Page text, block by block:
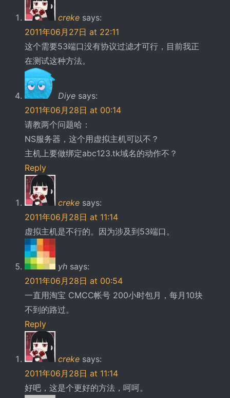
creke says:
2011年06月27日 at 22:11
这个需要53端口没有协议过滤才可行，目前我正
在测试这种方法。
Diye says:
2011年06月28日 at 00:14
请教两个问题哈：
NS服务器，这个用虚拟主机可以不？
主机上要做绑定abc123.tk域名的动作不？
Reply
creke says:
2011年06月28日 at 11:14
虚拟主机是不行的。因为涉及到53端口。
yh says:
2011年06月28日 at 00:54
一直用淘宝 CMCC帐号 200小时包月，每月10块
不到的路过。
Reply
creke says:
2011年06月28日 at 11:14
好吧，这是个更好的方法，呵呵。